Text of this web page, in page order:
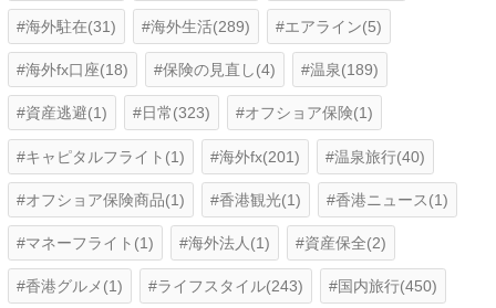
海外駐在(31) 海外生活(289) エアライン(5)
海外fx口座(18) 保険の見直し(4) 温泉(189)
資産逃避(1) 日常(323) オフショア保険(1)
キャピタルフライト(1) 海外fx(201) 温泉旅行(40)
オフショア保険商品(1) 香港観光(1) 香港ニュース(1)
マネーフライト(1) 海外法人(1) 資産保全(2)
香港グルメ(1) ライフスタイル(243) 国内旅行(450)